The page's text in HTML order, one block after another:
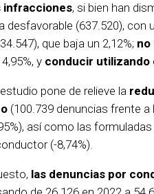
infracciones, si bien han
desfavorable (637.520), con
que baja un 2,12%; no
y conducir utilizando
pone de relieve la
(100.739 denuncias frente
así como las
(-8,74%).
las denuncias por